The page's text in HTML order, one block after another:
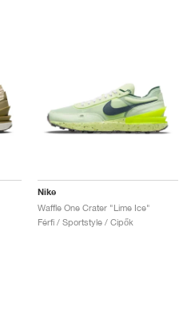
Nike
Waffle One Crater "Lime Ice"
Férfi / Sportstyle / Cipők